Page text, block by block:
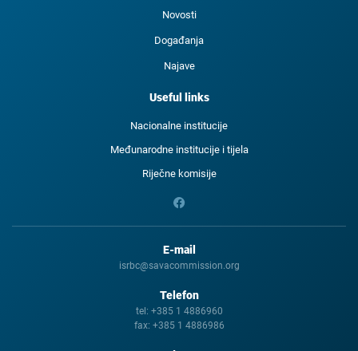
Novosti
Događanja
Najave
Useful links
Nacionalne institucije
Međunarodne institucije i tijela
Riječne komisije
E-mail
isrbc@savacommission.org
Telefon
tel: +385 1 4886960
fax: +385 1 4886986